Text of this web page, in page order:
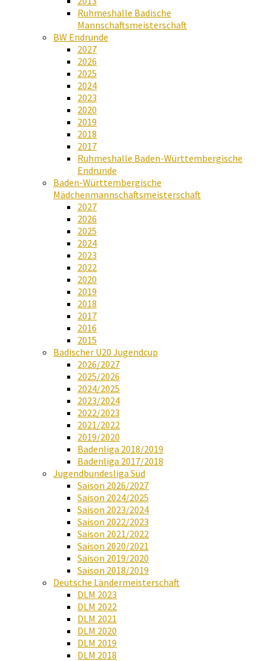
Ruhmeshalle Badische
Mannschaftsmeisterschaft
BW Endrunde
2027
2026
2025
2024
2023
2020
2019
2018
2017
Ruhmeshalle Baden-Württembergische
Endrunde
Baden-Württembergische
Mädchenmannschaftsmeisterschaft
2027
2026
2025
2024
2023
2022
2020
2019
2018
2017
2016
2015
Badischer U20 Jugendcup
2026/2027
2025/2026
2024/2025
2023/2024
2022/2023
2021/2022
2019/2020
Badenliga 2018/2019
Badenliga 2017/2018
Jugendbundesliga Süd
Saison 2026/2027
Saison 2024/2025
Saison 2023/2024
Saison 2022/2023
Saison 2021/2022
Saison 2020/2021
Saison 2019/2020
Saison 2018/2019
Deutsche Ländermeisterschaft
DLM 2023
DLM 2022
DLM 2021
DLM 2020
DLM 2019
DLM 2018